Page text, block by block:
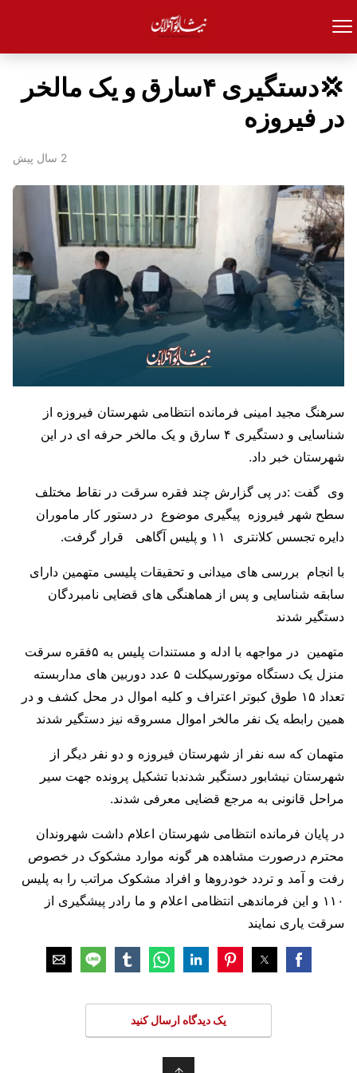
💢دستگیری ۴سارق و یک مالخر
در فیروزه
2 سال پیش
سرهنگ مجید امینی فرمانده انتظامی شهرستان فیروزه از
شناسایی و دستگیری ۴ سارق و یک مالخر حرفه ای در این
شهرستان خبر داد.
وی گفت :در پی گزارش چند فقره سرقت در نقاط مختلف
سطح شهر فیروزه پیگیری موضوع در دستور کار ماموران
دایره تجسس کلانتری ۱۱ و پلیس آگاهی قرار گرفت.
با انجام بررسی های میدانی و تحقیقات پلیسی متهمین دارای
سابقه شناسایی و پس از هماهنگی های قضایی نامبردگان
دستگیر شدند
متهمین در مواجهه با ادله و مستندات پلیس به ۵فقره سرقت
منزل یک دستگاه موتورسیکلت ۵ عدد دوربین های مداربسته
تعداد ۱۵ طوق کبوتر اعتراف و کلیه اموال در محل کشف و در
همین رابطه یک نفر مالخر اموال مسروقه نیز دستگیر شدند
متهمان که سه نفر از شهرستان فیروزه و دو نفر دیگر از
شهرستان نیشابور دستگیر شدندبا تشکیل پرونده جهت سیر
مراحل قانونی به مرجع قضایی معرفی شدند.
در پایان فرمانده انتظامی شهرستان اعلام داشت شهروندان
محترم درصورت مشاهده هر گونه موارد مشکوک در خصوص
رفت و آمد و تردد خودروها و افراد مشکوک مراتب را به پلیس
۱۱۰ و این فرماندهی انتظامی اعلام و ما رادر پیشگیری از
سرقت یاری نمایند
یک دیدگاه ارسال کنید